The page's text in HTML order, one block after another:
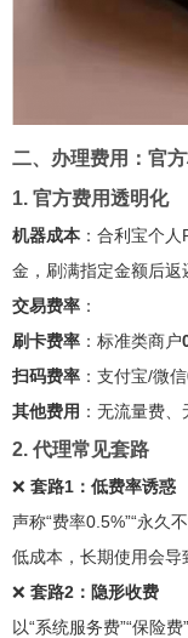
二、办理费用：官
1. 官方费用透明化
机器成本 ：合利宝个
金，刷满指定金额后返
交易费率 ：
刷卡费率 ：标准类商户
扫码费率 ：支付宝/微信
其他费用 ：无流量费
2. 代理常见套路
❌ 套路1：低费率诱惑
声称“费率0.5%”“永久
低成本，长期使用会导
❌ 套路2：隐形收费
以“系统服务费”“保险